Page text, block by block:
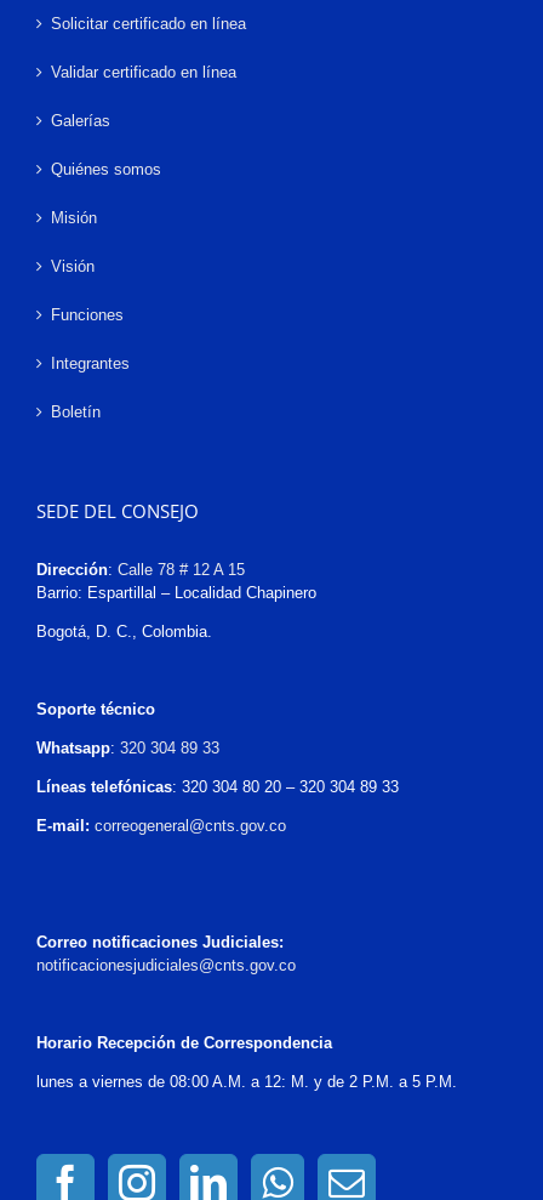
Solicitar certificado en línea
Validar certificado en línea
Galerías
Quiénes somos
Misión
Visión
Funciones
Integrantes
Boletín
SEDE DEL CONSEJO
Dirección: Calle 78 # 12 A 15
Barrio: Espartillal – Localidad Chapinero
Bogotá, D. C., Colombia.
Soporte técnico
Whatsapp: 320 304 89 33
Líneas telefónicas: 320 304 80 20 – 320 304 89 33
E-mail: correogeneral@cnts.gov.co
Correo notificaciones Judiciales:
notificacionesjudiciales@cnts.gov.co
Horario Recepción de Correspondencia
lunes a viernes de 08:00 A.M. a 12: M. y de 2 P.M. a 5 P.M.